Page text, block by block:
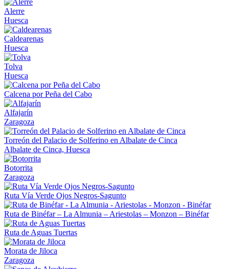
Alerre
Huesca
Caldearenas
Huesca
Tolva
Huesca
Calcena por Peña del Cabo
Alfajarín
Zaragoza
Torreón del Palacio de Solferino en Albalate de Cinca
Albalate de Cinca, Huesca
Botorrita
Zaragoza
Ruta Vía Verde Ojos Negros-Sagunto
Ruta de Binéfar – La Almunia – Ariestolas – Monzon – Binéfar
Ruta de Aguas Tuertas
Morata de Jiloca
Zaragoza